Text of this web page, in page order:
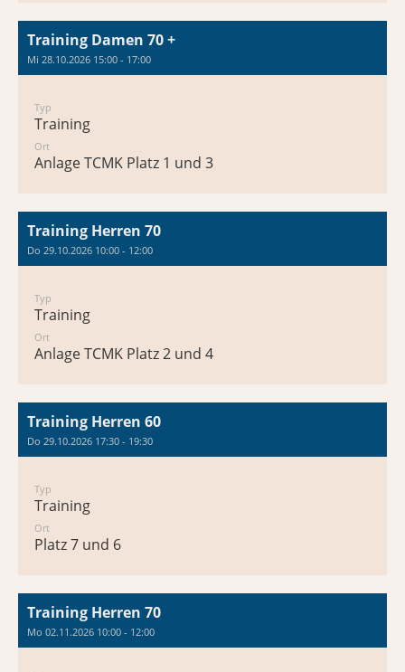
Training Damen 70 +
Mi 28.10.2026 15:00 - 17:00
Typ
Training
Ort
Anlage TCMK Platz 1 und 3
Training Herren 70
Do 29.10.2026 10:00 - 12:00
Typ
Training
Ort
Anlage TCMK Platz 2 und 4
Training Herren 60
Do 29.10.2026 17:30 - 19:30
Typ
Training
Ort
Platz 7 und 6
Training Herren 70
Mo 02.11.2026 10:00 - 12:00